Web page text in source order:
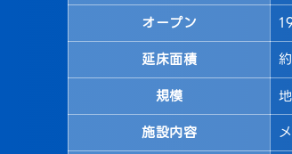
オープン
延床面積
規模
施設内容